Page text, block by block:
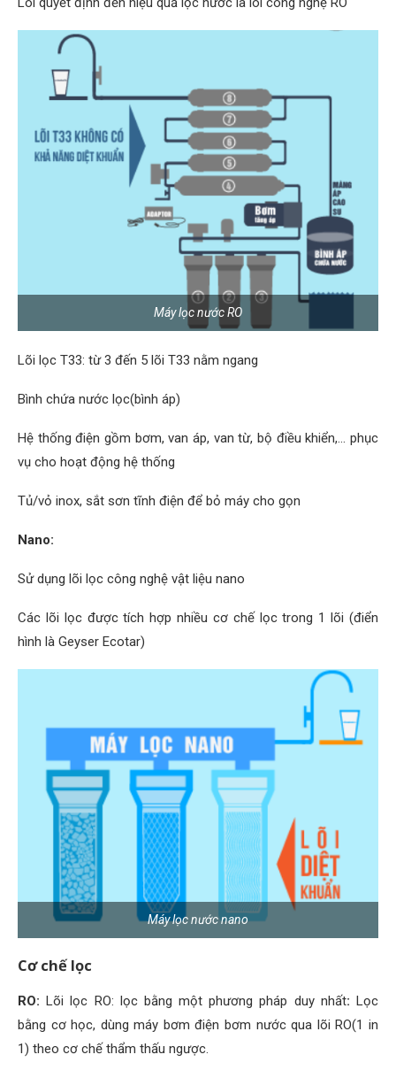
Máy lọc nước RO
Lõi lọc T33: từ 3 đến 5 lõi T33 nằm ngang
Bình chứa nước lọc(bình áp)
Hệ thống điện gồm bơm, van áp, van từ, bộ điều khiển,… phục
vụ cho hoạt động hệ thống
Tủ/vỏ inox, sắt sơn tĩnh điện để bỏ máy cho gọn
Nano:
Sử dụng lõi lọc công nghệ vật liệu nano
Các lõi lọc được tích hợp nhiều cơ chế lọc trong 1 lõi (điển
hình là Geyser Ecotar)
Máy lọc nước nano
Cơ chế lọc
RO: Lõi lọc RO: lọc bằng một phương pháp duy nhất:Lọc
bằng cơ học, dùng máy bơm điện bơm nước qua lõi RO(1 in
1) theo cơ chế thẩm thấu ngược.